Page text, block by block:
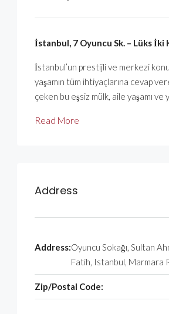
İstanbul, 7 Oyuncu Sk. – Lüks İki
İstanbul’un prestijli ve merkezi
yaşamın tüm ihtiyaçlarına cevap
çeken bu eşsiz mülk, aile yaşamı ve
Read More
Address
Address:Oyuncu Sokağı, Sultan
Fatih, Istanbul, Marmara
Zip/Postal Code: